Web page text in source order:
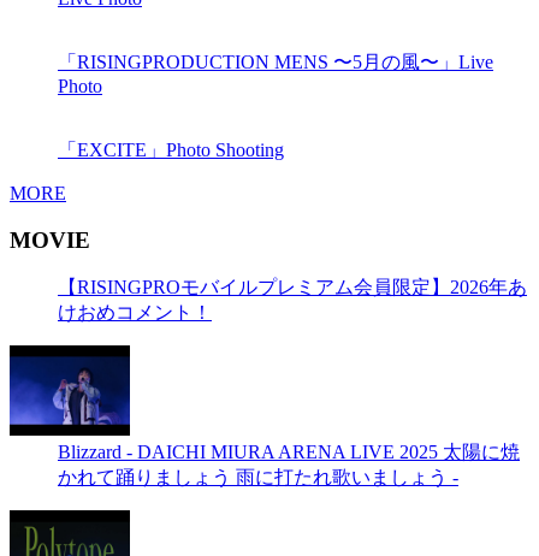
「RISINGPRODUCTION MENS 〜5月の風〜」Live
Photo
「EXCITE」Photo Shooting
MORE
MOVIE
【RISINGPROモバイルプレミアム会員限定】2026年あ
けおめコメント！
Blizzard - DAICHI MIURA ARENA LIVE 2025 太陽に焼
かれて踊りましょう 雨に打たれ歌いましょう -